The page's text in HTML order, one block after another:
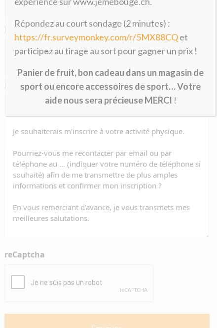
E-mail
Message*
reCaptcha
Répondez au court sondage (2 minutes) :
https://fr.surveymonkey.com/r/5MX88CQet
participez au tirage au sort pour gagner un prix !
Panier de fruit, bon cadeau dans un magasin de
sport ou encore accessoires de sport… Votre
aide nous sera précieuse MERCI !